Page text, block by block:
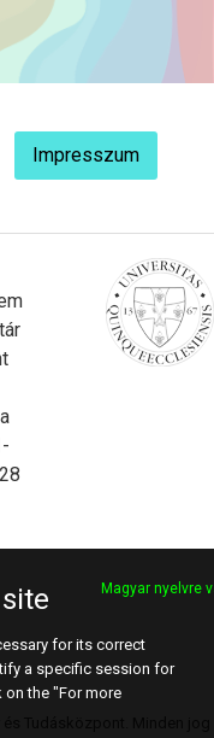
Impresszum
Tudásközpont. Minden jog
Magyar nyelvre
for its correct
a specific session for
on the "For more